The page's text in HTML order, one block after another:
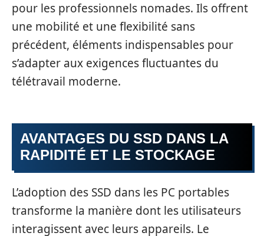
pour les professionnels nomades. Ils offrent
une mobilité et une flexibilité sans
précédent, éléments indispensables pour
s’adapter aux exigences fluctuantes du
télétravail moderne.
AVANTAGES DU SSD DANS LA
RAPIDITÉ ET LE STOCKAGE
L’adoption des SSD dans les PC portables
transforme la manière dont les utilisateurs
interagissent avec leurs appareils. Le